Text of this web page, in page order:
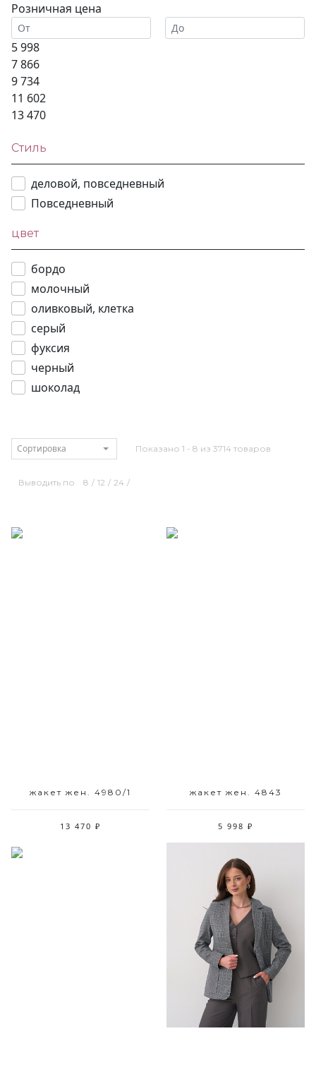
Розничная цена
5 998
7 866
9 734
11 602
13 470
Стиль
деловой, повседневный
Повседневный
цвет
бордо
молочный
оливковый, клетка
серый
фуксия
черный
шоколад
Сортировка Показано 1 - 8 из 3714 товаров
Выводить по 8 / 12 / 24 /
жакет жен. 4980/1
13 470 ₽
жакет жен. 4843
5 998 ₽
Размерный ряд
48 50 52